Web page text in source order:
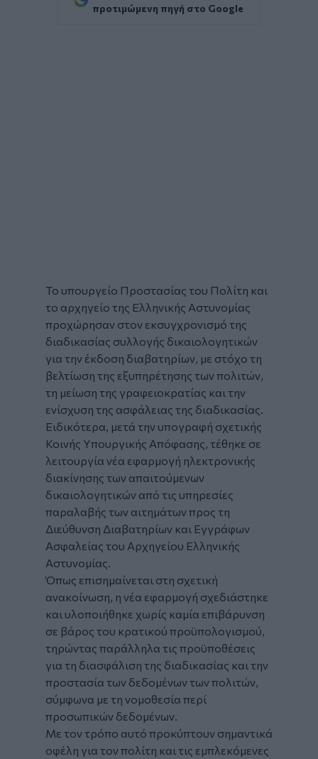
προτιμώμενη πηγή στο Google
Το υπουργείο Προστασίας του Πολίτη και
το αρχηγείο της Ελληνικής Αστυνομίας
προχώρησαν στον εκσυγχρονισμό της
διαδικασίας συλλογής δικαιολογητικών
για την έκδοση διαβατηρίων, με στόχο τη
βελτίωση της εξυπηρέτησης των πολιτών,
τη μείωση της γραφειοκρατίας και την
ενίσχυση της ασφάλειας της διαδικασίας.
Ειδικότερα, μετά την υπογραφή σχετικής
Κοινής Υπουργικής Απόφασης, τέθηκε σε
λειτουργία νέα εφαρμογή ηλεκτρονικής
διακίνησης των απαιτούμενων
δικαιολογητικών από τις υπηρεσίες
παραλαβής των αιτημάτων προς τη
Διεύθυνση Διαβατηρίων και Εγγράφων
Ασφαλείας του Αρχηγείου Ελληνικής
Αστυνομίας.
Όπως επισημαίνεται στη σχετική
ανακοίνωση, η νέα εφαρμογή σχεδιάστηκε
και υλοποιήθηκε χωρίς καμία επιβάρυνση
σε βάρος του κρατικού προϋπολογισμού,
τηρώντας παράλληλα τις προϋποθέσεις
για τη διασφάλιση της διαδικασίας και την
προστασία των δεδομένων των πολιτών,
σύμφωνα με τη νομοθεσία περί
προσωπικών δεδομένων.
Με τον τρόπο αυτό προκύπτουν σημαντικά
οφέλη για τον πολίτη και τις εμπλεκόμενες